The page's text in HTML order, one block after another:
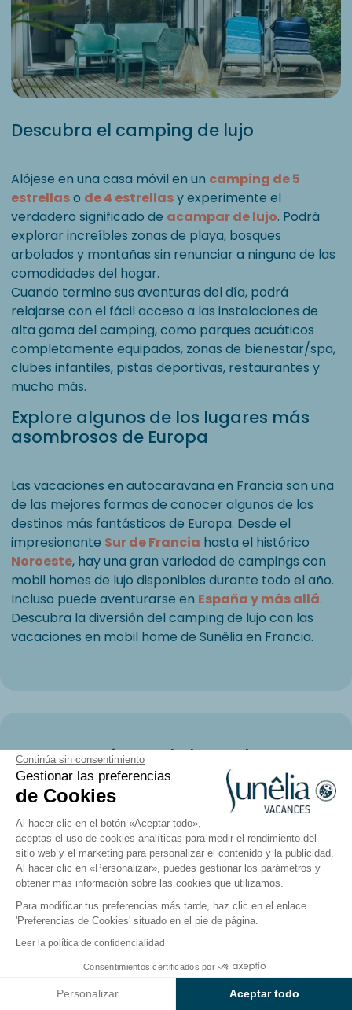
Continúa sin consentimiento
Gestionar las preferencias
de Cookies
Al hacer clic en el botón «Aceptar todo»,
aceptas el uso de cookies analíticas para medir el rendimiento del
sitio web y el marketing para personalizar el contenido y la publicidad.
Al hacer clic en «Personalizar», puedes gestionar los parámetros y
obtener más información sobre las cookies que utilizamos.
Para modificar tus preferencias más tarde, haz clic en el enlace
'Preferencias de Cookies' situado en el pie de página.
Leer la política de confidencialidad
Consentimientos certificados por
Personalizar Aceptar todo
Ver resultados en el mapa
Descubra el camping de lujo
Alójese en una casa móvil en un camping de 5
estrellaso de 4 estrellasy experimente el
verdadero significado de acampar de lujo. Podrá
explorar increíbles zonas de playa, bosques
arbolados y montañas sin renunciar a ninguna de las
comodidades del hogar.
Cuando termine sus aventuras del día, podrá
relajarse con el fácil acceso a las instalaciones de
alta gama del camping, como parques acuáticos
completamente equipados, zonas de bienestar/spa,
clubes infantiles, pistas deportivas, restaurantes y
mucho más.
Explore algunos de los lugares más
asombrosos de Europa
Las vacaciones en autocaravana en Francia son una
de las mejores formas de conocer algunos de los
destinos más fantásticos de Europa. Desde el
impresionante Sur de Francia hasta el histórico
Noroeste, hay una gran variedad de campings con
mobil homes de lujo disponibles durante todo el año.
Incluso puede aventurarse en España y más allá.
Descubra la diversión del camping de lujo con las
vacaciones en mobil home de Sunêlia en Francia.
Sus vacaciones de la A a la Z:
respuestas a sus preguntas
¿Los mobil-homes Sunêlia están situados
cerca de la playa, la piscina o en zonas
tranquilas del camping?
¿Qué instalaciones ofrecen los campings
Sunêlia para las familias?
toallas y la limpieza de final de estancia
en el precio de un mobil-home de lujo